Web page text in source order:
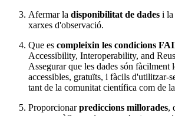
Afermar la disponibilitat de dades i la
xarxes d'observació.
Que es compleixin les condicions
Accessibility, Interoperability, and
Assegurar que les dades són fàcilment
accessibles, gratuïts, i fàcils d'utilitzar-
tant de la comunitat científica com de
Proporcionarprediccions millorades,